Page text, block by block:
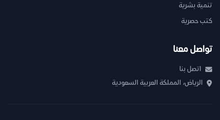
تنمية بشرية
كتب حصرية
تواصل معنا
اتصل بنا
الرياض، المملكة العربية السعودية